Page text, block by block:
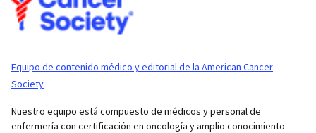
Equipo de contenido médico y editorial de la American Cancer
Society
Nuestro equipo está compuesto de médicos y personal de
enfermería con certificación en oncología y amplio conocimiento